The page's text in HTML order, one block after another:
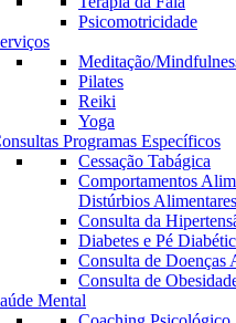
Psicomotricidade
Meditação/
Pilates
Reiki
Yoga
Programas Específicos
Cessação Tabágica
Comportamentos
Distúrbios Alimentares
Consulta da
Diabetes e Pé
Consulta de Doenças
Consulta de
Mental